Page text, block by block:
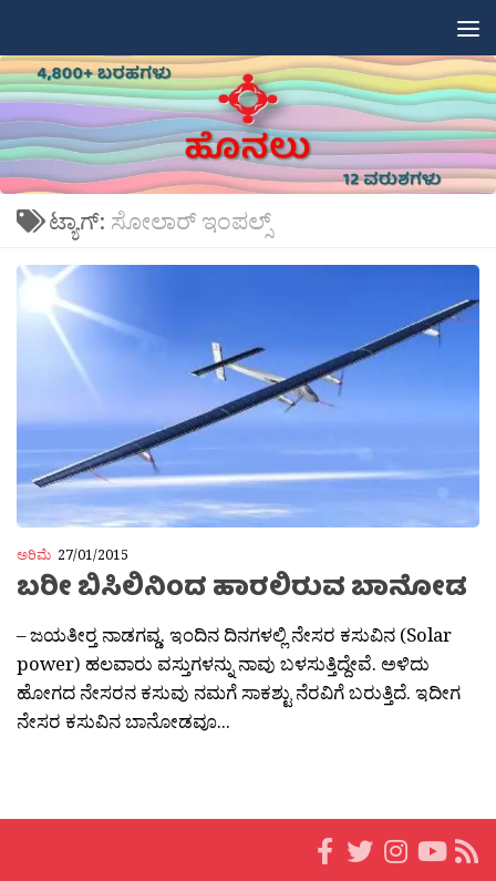
ಟ್ಯಾಗ್: ಸೋಲಾರ್ ಇಂಪಲ್ಸ್
ಅರಿಮೆ 27/01/2015
ಬರೀ ಬಿಸಿಲಿನಿಂದ ಹಾರಲಿರುವ ಬಾನೋಡ
– ಜಯತೀರ‍್ತ ನಾಡಗವ್ಡ. ಇಂದಿನ ದಿನಗಳಲ್ಲಿ ನೇಸರ ಕಸುವಿನ (Solar
power) ಹಲವಾರು ವಸ್ತುಗಳನ್ನು ನಾವು ಬಳಸುತ್ತಿದ್ದೇವೆ. ಅಳಿದು
ಹೋಗದ ನೇಸರನ ಕಸುವು ನಮಗೆ ಸಾಕಶ್ಟು ನೆರವಿಗೆ ಬರುತ್ತಿದೆ. ಇದೀಗ
ನೇಸರ ಕಸುವಿನ ಬಾನೋಡವೂ...